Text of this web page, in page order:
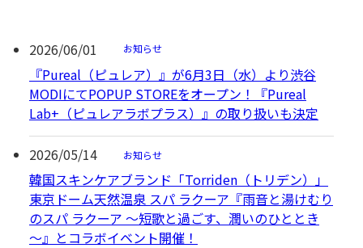
2026/06/01 お知らせ
『Pureal（ピュレア）』が6月3日（水）より渋谷
MODIにてPOPUP STOREをオープン！『Pureal
Lab+（ピュレアラボプラス）』の取り扱いも決定
2026/05/14 お知らせ
韓国スキンケアブランド「Torriden（トリデン）」
東京ドーム天然温泉 スパ ラクーア『雨音と湯けむり
のスパ ラクーア ～短歌と過ごす、潤いのひととき
～』とコラボイベント開催！